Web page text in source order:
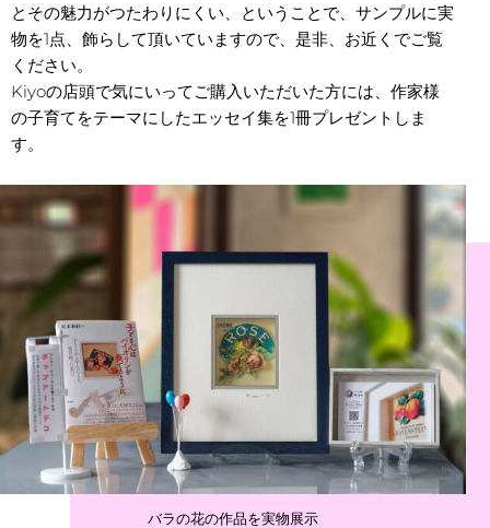
とその魅力がつたわりにくい、ということで、サンプルに実
物を1点、飾らして頂いていますので、是非、お近くでご覧
ください。
Kiyoの店頭で気にいってご購入いただいた方には、作家様
の子育てをテーマにしたエッセイ集を1冊プレゼントしま
す。
バラの花の作品を実物展示